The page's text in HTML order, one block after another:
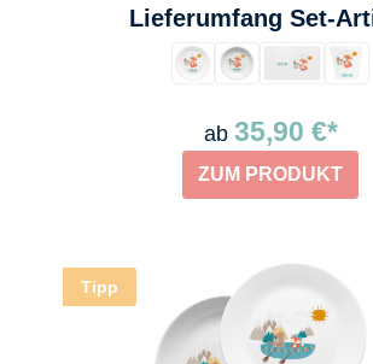
Lieferumfang Set-
ab 35,90 €*
ZUM PRODUKT
Tipp